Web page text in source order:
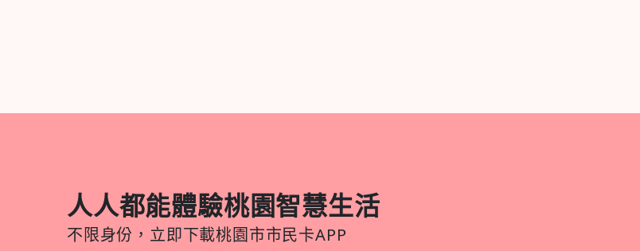
人人都能體驗桃園智慧生活
不限身份，立即下載桃園市市民卡APP